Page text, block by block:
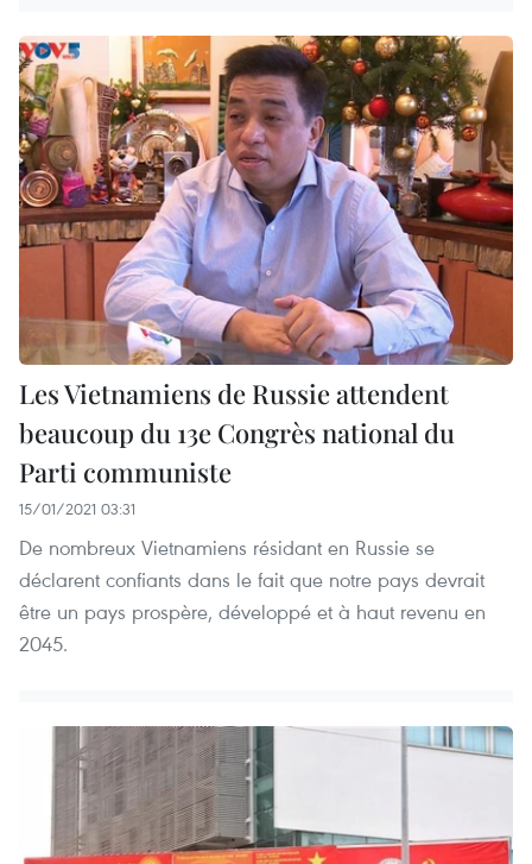
Les Vietnamiens de Russie attendent
beaucoup du 13e Congrès national du
Parti communiste
15/01/2021 03:31
De nombreux Vietnamiens résidant en Russie se
déclarent confiants dans le fait que notre pays devrait
être un pays prospère, développé et à haut revenu en
2045.